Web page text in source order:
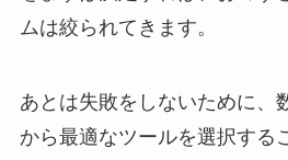
ムは絞られてきます。
あとは失敗をしないために、
から最適なツールを選択する